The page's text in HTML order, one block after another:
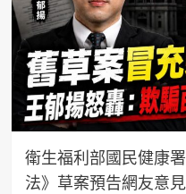
衛生福利部國民健康
法》草案預告網友意